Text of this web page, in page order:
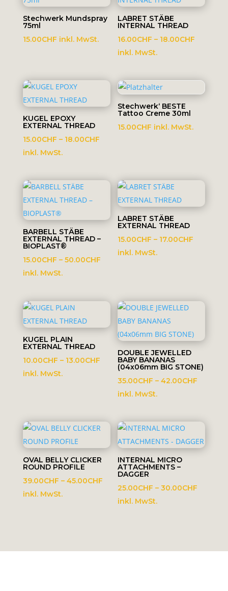
Stechwerk Mundspray
75ml
15.00CHF inkl. MwSt.
LABRET STÄBE
INTERNAL THREAD
16.00CHF – 18.00CHF
inkl. MwSt.
KUGEL EPOXY
EXTERNAL THREAD
15.00CHF – 18.00CHFPreisspanne:
18.00CHF
inkl. MwSt.
Stechwerk‘ BESTE
Tattoo Creme 30ml
15.00CHF inkl. MwSt.
BARBELL STÄBE
EXTERNAL THREAD –
BIOPLAST®
15.00CHF – 50.00CHFPreisspanne:
50.00CHF
inkl. MwSt.
LABRET STÄBE
EXTERNAL THREAD
15.00CHF – 17.00CHF
inkl. MwSt.
KUGEL PLAIN
EXTERNAL THREAD
10.00CHF – 13.00CHFPreisspanne:
10.00CHF
13.00CHF
inkl. MwSt.
DOUBLE JEWELLED
BABY BANANAS
(04x06mm BIG STONE)
35.00CHF –42.00CHF
inkl. MwSt.
OVAL BELLY CLICKER
ROUND PROFILE
39.00CHF – 45.00CHFPreisspanne:
39.00CHF
inkl. MwSt.
INTERNAL MICRO
ATTACHMENTS –
DAGGER
25.00CHF –30.00CHF
inkl. MwSt.